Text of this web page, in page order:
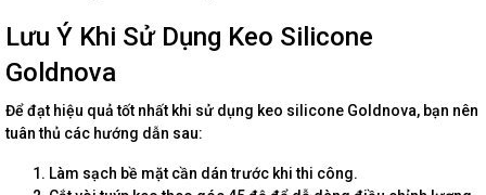
Lưu Ý Khi Sử Dụng Keo Silicone
Goldnova
Để đạt hiệu quả tốt nhất khi sử dụng keo silicone Goldnova, bạn nên
tuân thủ các hướng dẫn sau:
Làm sạch bề mặt cần dán trước khi thi công.